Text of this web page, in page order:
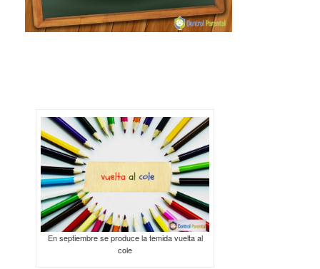
En septiembre se produce la temida vuelta al
cole